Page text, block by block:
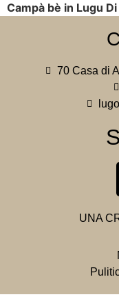
Campà bè in Lugu
70 Casa di
UNA